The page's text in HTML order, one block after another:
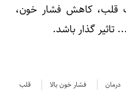
قلب، کاهش فشار خون،
گذار باشد.
درمان فشار خون بالا قلب